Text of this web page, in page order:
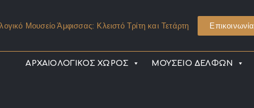
Μουσείο Άμφισσας: Κλειστό Τρίτη και Τετάρτη Επικοινωνία
ΑΡΧΑΙΟΛΟΓΙΚΟΣ ΧΩΡΟΣ ΜΟΥΣΕΙΟ ΔΕΛΦΩΝ